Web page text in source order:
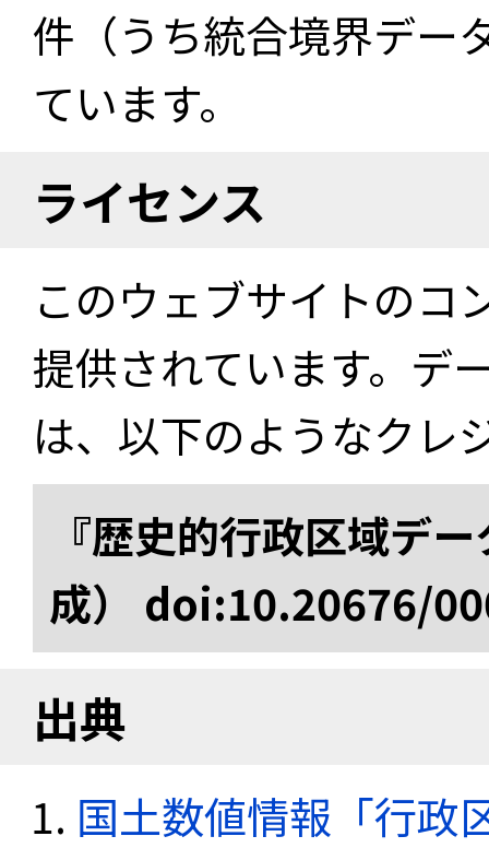
件（うち統合境界デー
ています。
ライセンス
このウェブサイトのコ
提供されています。デ
は、以下のようなクレ
『歴史的行政区域デ
成） doi:10.20676/
出典
国土数値情報「行政